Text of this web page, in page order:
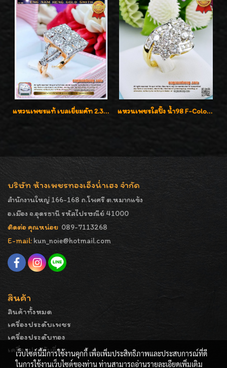
แหวนเพชรแท้ เบลเยี่ยมคัท 2.39 กะรัต น้ำ 98 F-Color/VVS ดีไซน์หน้ากว้างหรูเต็มนิ้ว แหวนเพชรใสปิ๊ง น้ำ98 F-Color/VVS1 น้ำหนักเพชรรวม 2.56 กะรัต ใส่เต็มนิ้วเพชรเป็นน้ำเป็นเนื้อสวยมากๆค่ะ
บริษัท ห้างเพชรทองเอ็งน่ำเฮง จำกัด
สำนักงานใหญ่ 166-168 ถ.โพศรี ต.หมากแข้ง
อ.เมือง จ.อุดรธานี รหัสไปรษณีย์ 41000
ติดต่อ คุณหน่อย 089-7113268
E-mail: kun_noie@hotmail.com
สินค้า
สินค้าทั้งหมด
เครื่องประดับเพชร
เครื่องประดับทอง
เครื่องประดับอื่นๆ
เว็บไซต์นี้มีการใช้งานคุกกี้ เพื่อเพิ่มประสิทธิภาพและประสบการณ์ที่ดี
ในการใช้งานเว็บไซต์ของท่าน ท่านสามารถอ่านรายละเอียดเพิ่มเติม